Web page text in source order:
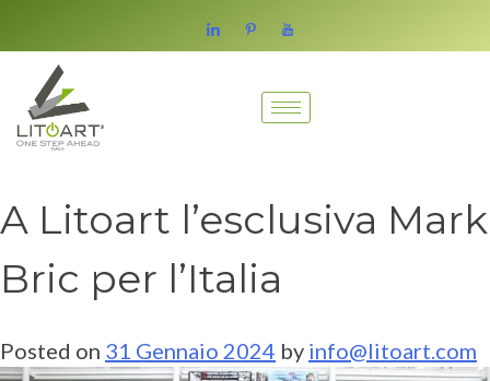
A Litoart l’esclusiva Mark
Bric per l’Italia
Posted on 31 Gennaio 2024 by info@litoart.com